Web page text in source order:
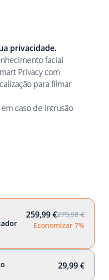
privacidade.
facial
Privacy com
para filmar
caso de intrusão
259,99 €279,98 €
Economizar 7%
29,99 €